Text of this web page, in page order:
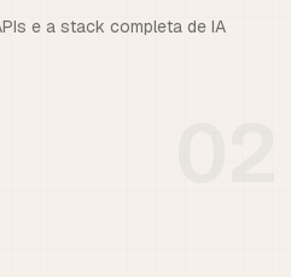
e a stack completa de IA